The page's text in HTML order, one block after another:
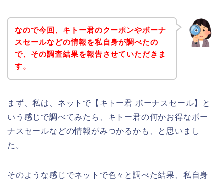
なので今回、キトー君のクーポンやボーナ
スセールなどの情報を私自身が調べたの
で、その調査結果を報告させていただきま
す。
まず、私は、ネットで【キトー君 ボーナスセール】と
いう感じで調べてみたら、キトー君の何かお得なボー
ナスセールなどの情報がみつかるかも、と思いまし
た。
そのような感じでネットで色々と調べた結果、私自身